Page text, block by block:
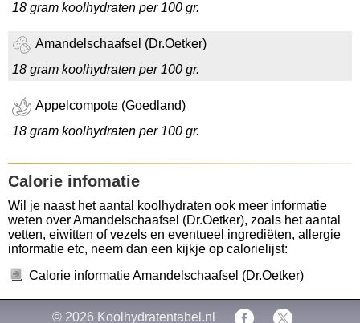
18 gram koolhydraten per 100 gr.
Amandelschaafsel (Dr.Oetker)
18 gram koolhydraten per 100 gr.
Appelcompote (Goedland)
18 gram koolhydraten per 100 gr.
Calorie infomatie
Wil je naast het aantal koolhydraten ook meer informatie
weten over Amandelschaafsel (Dr.Oetker), zoals het aantal
vetten, eiwitten of vezels en eventueel ingrediëten, allergie
informatie etc, neem dan een kijkje op calorielijst:
Calorie informatie Amandelschaafsel (Dr.Oetker)
© 2026 Koolhydratentabel.nl